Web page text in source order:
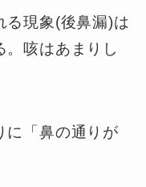
る現象(後鼻漏)は
。咳はあまりし
に「鼻の通りが